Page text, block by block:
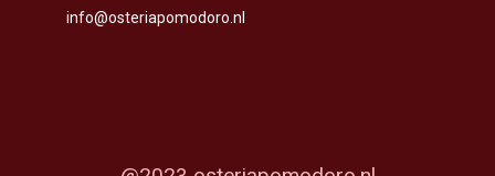
info@osteriapomodoro.nl